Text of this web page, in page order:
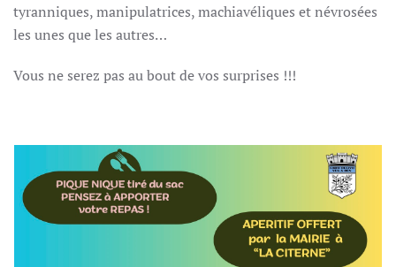
tyranniques, manipulatrices, machiavéliques et névrosées
les unes que les autres…
Vous ne serez pas au bout de vos surprises !!!